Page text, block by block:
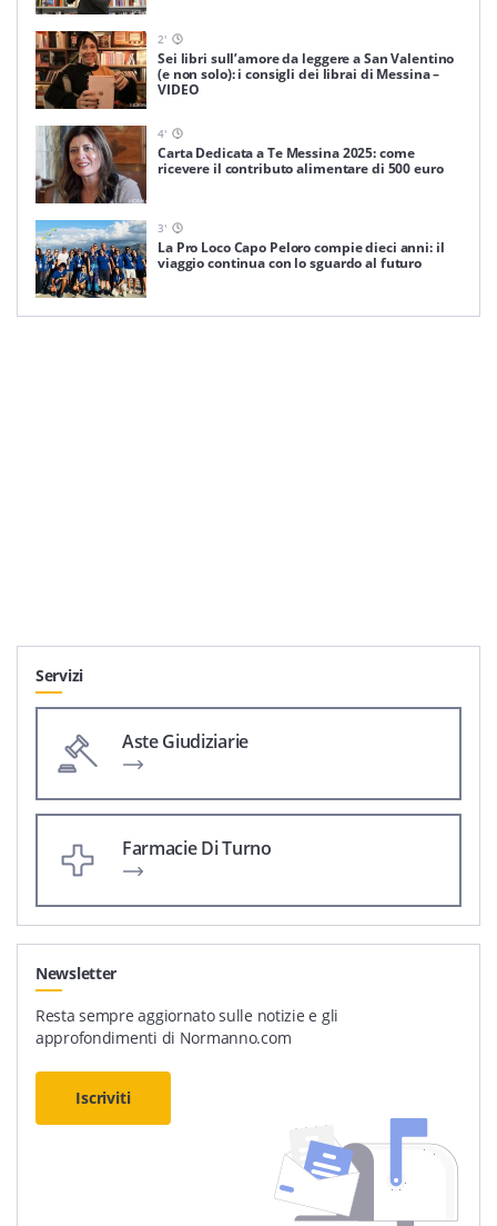
2'
Sei libri sull’amore da leggere a San Valentino
(e non solo): i consigli dei librai di Messina –
VIDEO
4'
Carta Dedicata a Te Messina 2025: come
ricevere il contributo alimentare di 500 euro
3'
La Pro Loco Capo Peloro compie dieci anni: il
viaggio continua con lo sguardo al futuro
Servizi
Aste Giudiziarie
Farmacie Di Turno
Newsletter
Resta sempre aggiornato sulle notizie e gli
approfondimenti di Normanno.com
Iscriviti